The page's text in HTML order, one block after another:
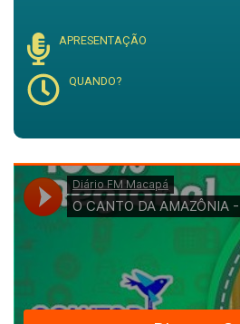
APRESENTAÇÃO
QUANDO?